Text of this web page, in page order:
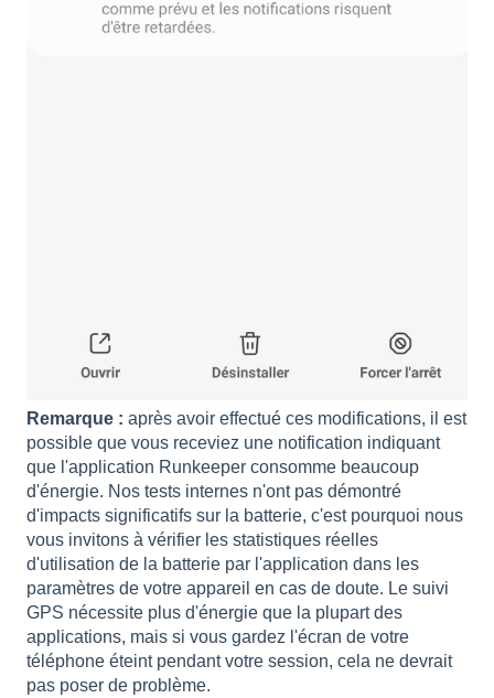
Remarque : après avoir effectué ces modifications, il est
possible que vous receviez une notification indiquant
que l'application Runkeeper consomme beaucoup
d'énergie. Nos tests internes n'ont pas démontré
d'impacts significatifs sur la batterie, c'est pourquoi nous
vous invitons à vérifier les statistiques réelles
d'utilisation de la batterie par l'application dans les
paramètres de votre appareil en cas de doute. Le suivi
GPS nécessite plus d'énergie que la plupart des
applications, mais si vous gardez l'écran de votre
téléphone éteint pendant votre session, cela ne devrait
pas poser de problème.